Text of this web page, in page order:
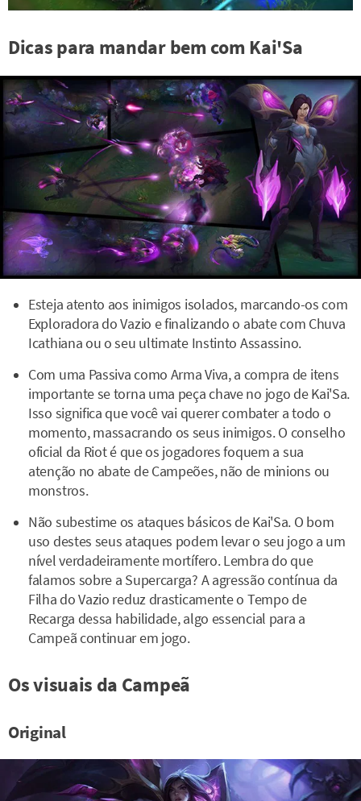
Dicas para mandar bem com Kai'Sa
Esteja atento aos inimigos isolados, marcando-os com
Exploradora do Vazio e finalizando o abate com Chuva
Icathiana ou o seu ultimate Instinto Assassino.
Com uma Passiva como Arma Viva, a compra de itens
importante se torna uma peça chave no jogo de Kai'Sa.
Isso significa que você vai querer combater a todo o
momento, massacrando os seus inimigos. O conselho
oficial da Riot é que os jogadores foquem a sua
atenção no abate de Campeões, não de minions ou
monstros.
Não subestime os ataques básicos de Kai'Sa. O bom
uso destes seus ataques podem levar o seu jogo a um
nível verdadeiramente mortífero. Lembra do que
falamos sobre a Supercarga? A agressão contínua da
Filha do Vazio reduz drasticamente o Tempo de
Recarga dessa habilidade, algo essencial para a
Campeã continuar em jogo.
Os visuais da Campeã
Original